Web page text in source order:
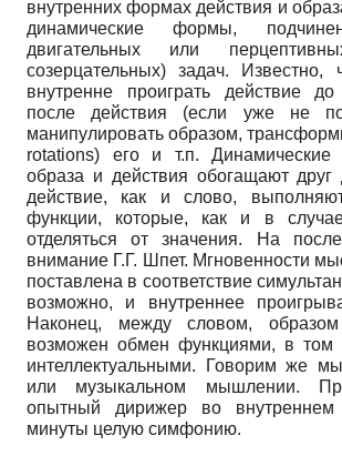
внутренних формах действия и
динамические формы,
двигательных или
созерцательных) задач.
внутренне проиграть действие
после действия (если уже не
манипулировать образом,
rotations) его и т.п.
образа и действия обогащают друг
действие, как и слово,
функции, которые, как и в
отделяться от значения. На
внимание Г.Г. Шпет. Мгновенности
поставлена в соответствие
возможно, и внутреннее
Наконец, между словом,
возможен обмен функциями, в том
интеллектуальными. Говорим же
или музыкальном мышлении.
опытный дирижер во
минуты целую симфонию.